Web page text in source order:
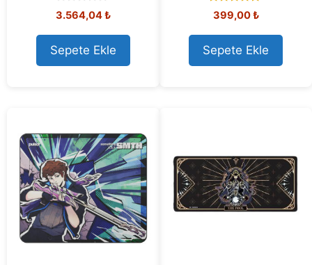
0
o
u
t
o
f
3.564,04₺
Sepete Ekle
5.00
out of 5
399,00₺
Sepete Ekle